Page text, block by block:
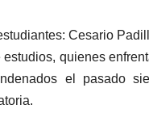
Cesario
estudios, quienes
el pasado